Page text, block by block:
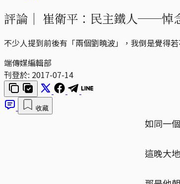
評論｜ 崔衛平：民主鐵人──悼
不少人提到前後有「兩個劉曉波」，我倒是覺得
端傳媒編輯部
刊登於: 2017-07-14
收藏
如同一
這晚大